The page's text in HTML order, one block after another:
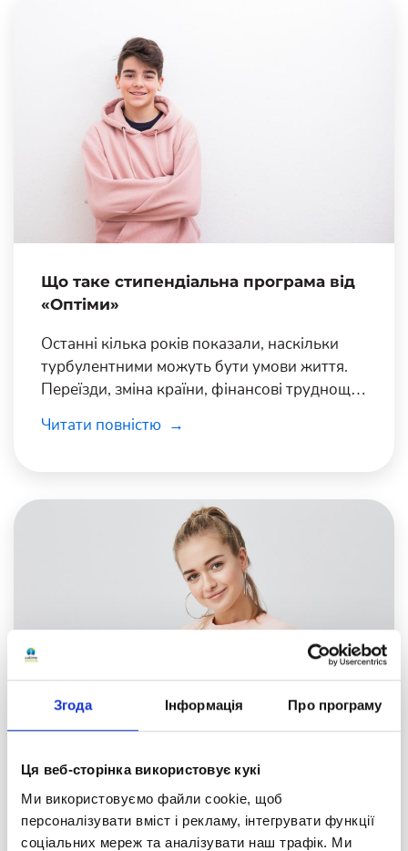
Згода Інформація Про програму
Ця веб-сторінка використовує кукі
Ми використовуємо файли cookie, щоб
персоналізувати вміст і рекламу, інтегрувати функції
соціальних мереж та аналізувати наш трафік. Ми
Що таке стипендіальна програма від
«Оптіми»
Останні кілька років показали, наскільки
турбулентними можуть бути умови життя.
Переїзди, зміна країни, фінансові труднощі,
факторів точно знайомий більшості з нас.
Читати повністю
Дуальне навчання й освіта — що це
таке